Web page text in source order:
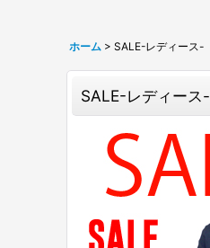
ホーム > SALE-レディース-
SALE-レディース-